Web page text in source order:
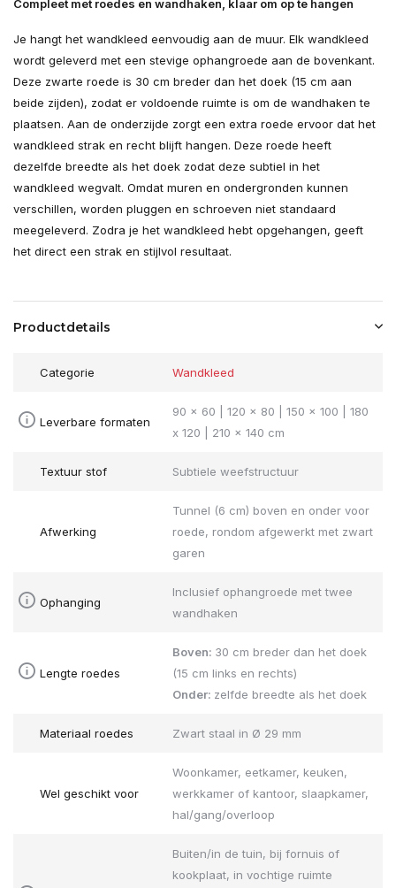
Compleet met roedes en wandhaken, klaar om op te hangen
Je hangt het wandkleed eenvoudig aan de muur. Elk wandkleed
wordt geleverd met een stevige ophangroede aan de bovenkant.
Deze zwarte roede is 30 cm breder dan het doek (15 cm aan
beide zijden), zodat er voldoende ruimte is om de wandhaken te
plaatsen. Aan de onderzijde zorgt een extra roede ervoor dat het
wandkleed strak en recht blijft hangen. Deze roede heeft
dezelfde breedte als het doek zodat deze subtiel in het
wandkleed wegvalt. Omdat muren en ondergronden kunnen
verschillen, worden pluggen en schroeven niet standaard
meegeleverd. Zodra je het wandkleed hebt opgehangen, geeft
het direct een strak en stijlvol resultaat.
Productdetails
Categorie Wandkleed
Leverbare formaten
90 x 60 | 120 x 80 | 150 x 100 | 180
x 120 | 210 x 140 cm
Textuur stof Subtiele weefstructuur
Afwerking
Tunnel (6 cm) boven en onder voor
roede, rondom afgewerkt met zwart
garen
Ophanging
Inclusief ophangroede met twee
wandhaken
Lengte roedes
Boven: 30 cm breder dan het doek
(15 cm links en rechts)
Onder: zelfde breedte als het doek
Materiaal roedes Zwart staal in Ø 29 mm
Wel geschikt voor
Woonkamer, eetkamer, keuken,
werkkamer of kantoor, slaapkamer,
hal/gang/overloop
Buiten/in de tuin, bij fornuis of
kookplaat, in vochtige ruimte